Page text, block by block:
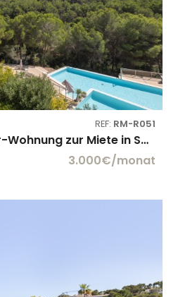
REF: RM-R051
Meerblick 3-Zimmer-Wohnung zur Miete in Sol de Mallorca
3.000€/monat